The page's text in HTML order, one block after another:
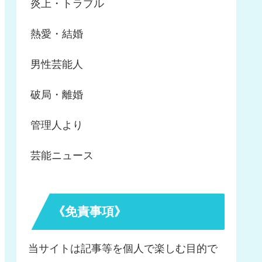
炎上・トラブル
熱愛・結婚
男性芸能人
破局・離婚
管理人より
芸能ニュース
《免責事項》
当サイトは記事等を個人で楽しむ目的で